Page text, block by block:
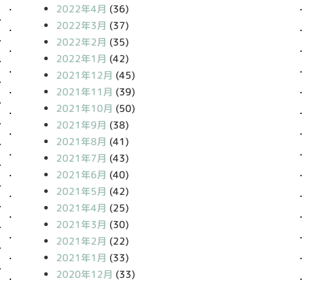
2022年4月 (36)
2022年3月 (37)
2022年2月 (35)
2022年1月 (42)
2021年12月 (45)
2021年11月 (39)
2021年10月 (50)
2021年9月 (38)
2021年8月 (41)
2021年7月 (43)
2021年6月 (40)
2021年5月 (42)
2021年4月 (25)
2021年3月 (30)
2021年2月 (22)
2021年1月 (33)
2020年12月 (33)